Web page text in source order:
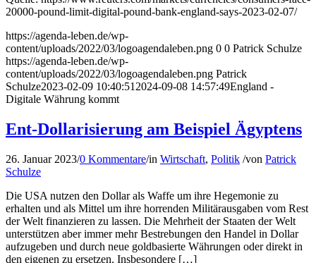
20000-pound-limit-digital-pound-bank-england-says-2023-02-07/
https://agenda-leben.de/wp-
content/uploads/2022/03/logoagendaleben.png 0 0 Patrick Schulze
https://agenda-leben.de/wp-
content/uploads/2022/03/logoagendaleben.png Patrick
Schulze2023-02-09 10:40:512024-09-08 14:57:49England -
Digitale Währung kommt
Ent-Dollarisierung am Beispiel Ägyptens
26. Januar 2023/0 Kommentare/in Wirtschaft, Politik /von Patrick
Schulze
Die USA nutzen den Dollar als Waffe um ihre Hegemonie zu
erhalten und als Mittel um ihre horrenden Militärausgaben vom Rest
der Welt finanzieren zu lassen. Die Mehrheit der Staaten der Welt
unterstützen aber immer mehr Bestrebungen den Handel in Dollar
aufzugeben und durch neue goldbasierte Währungen oder direkt in
den eigenen zu ersetzen. Insbesondere […]